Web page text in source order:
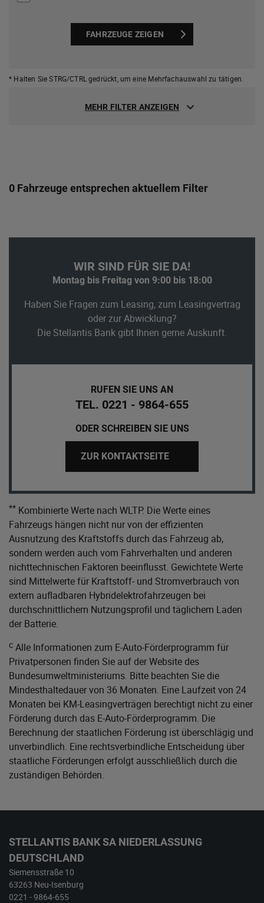
FAHRZEUGE ZEIGEN
* Halten Sie STRG/CTRL gedrückt, um eine Mehrfachauswahl zu tätigen.
MEHR FILTER ANZEIGEN
0 Fahrzeuge entsprechen aktuellem Filter
WIR SIND FÜR SIE DA!
Montag bis Freitag von 9:00 bis 18:00
Haben Sie Fragen zum Leasing, zum Leasingvertrag
oder zur Abwicklung?
Die Stellantis Bank gibt Ihnen gerne Auskunft.
RUFEN SIE UNS AN
TEL. 0221 - 9864-655
ODER SCHREIBEN SIE UNS
ZUR KONTAKTSEITE
** Kombinierte Werte nach WLTP. Die Werte eines
Fahrzeugs hängen nicht nur von der effizienten
Ausnutzung des Kraftstoffs durch das Fahrzeug ab,
sondern werden auch vom Fahrverhalten und anderen
nichttechnischen Faktoren beeinflusst. Gewichtete Werte
sind Mittelwerte für Kraftstoff- und Stromverbrauch von
extern aufladbaren Hybridelektrofahrzeugen bei
durchschnittlichem Nutzungsprofil und täglichem Laden
der Batterie.
c Alle Informationen zum E-Auto-Förderprogramm für
Privatpersonen finden Sie auf der Website des
Bundesumweltministeriums. Bitte beachten Sie die
Mindesthaltedauer von 36 Monaten. Eine Laufzeit von 24
Monaten bei KM-Leasingverträgen berechtigt nicht zu einer
Förderung durch das E-Auto-Förderprogramm. Die
Berechnung der staatlichen Förderung ist überschlägig und
unverbindlich. Eine rechtsverbindliche Entscheidung über
staatliche Förderungen erfolgt ausschließlich durch die
zuständigen Behörden.
STELLANTIS BANK SA NIEDERLASSUNG
DEUTSCHLAND
Siemensstraße 10
63263 Neu-Isenburg
0221 - 9864-655